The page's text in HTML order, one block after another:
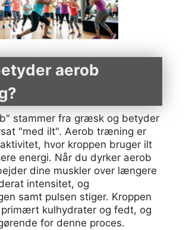
aerob
stammer fra græsk og betyder
"med ilt". Aerob træning er
hvor kroppen bruger ilt
energi. Når du dyrker aerob
dine muskler over længere
intensitet, og
samt pulsen stiger. Kroppen
kulhydrater og fedt, og
for denne proces.